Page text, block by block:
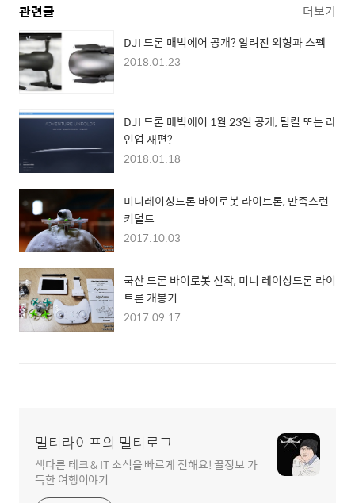
관련글 더보기
DJI 드론 매빅에어 공개? 알려진 외형과 스펙
2018.01.23
DJI 드론 매빅에어 1월 23일 공개, 팀킬 또는 라
인업 재편?
2018.01.18
미니레이싱드론 바이로봇 라이트론, 만족스런
키덜트
2017.10.03
국산 드론 바이로봇 신작, 미니 레이싱드론 라이
트론 개봉기
2017.09.17
멀티라이프의 멀티로그
색다른 테크 & IT 소식을 빠르게 전해요! 꿀정보 가
득한 여행이야기